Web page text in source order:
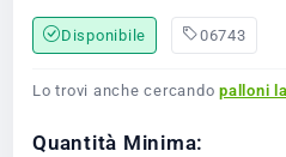
Disponibile 06743
Lo trovi anche cercandopalloni
Quantità Minima: